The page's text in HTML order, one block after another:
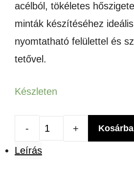
acélból, tökéletes
minták készítéséhez
nyomtatható felülettel és
tetővel.
Készleten
FÉM
Leírás